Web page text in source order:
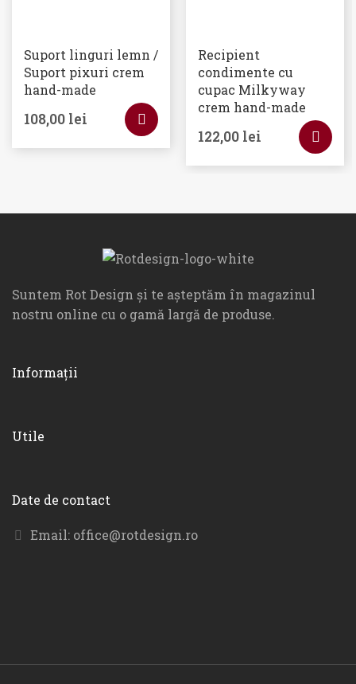
Suport linguri lemn /
Suport pixuri crem
hand-made
108,00 lei
Recipient
condimente cu
cupac Milkyway
crem hand-made
122,00 lei
Suntem Rot Design și te așteptăm în magazinul
nostru online cu o gamă largă de produse.
Informații
Utile
Date de contact
Email: office@rotdesign.ro